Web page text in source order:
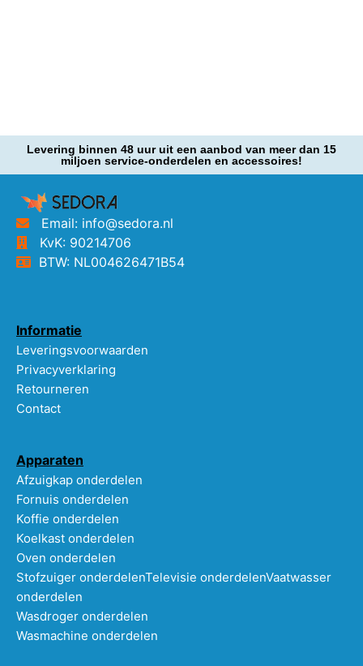
Levering binnen 48 uur uit een aanbod van meer dan 15
miljoen service-onderdelen en accessoires!
Email: info@sedora.nl
KvK: 90214706
BTW: NL004626471B54
Informatie
Leveringsvoorwaarden
Privacyverklaring
Retourneren
Contact
Apparaten
Afzuigkap onderdelen
Fornuis onderdelen
Koffie onderdelen
Koelkast onderdelen
Oven onderdelen
Stofzuiger onderdelenTelevisie onderdelenVaatwasser
onderdelen
Wasdroger onderdelen
Wasmachine onderdelen